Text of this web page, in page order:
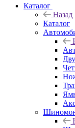
Каталог
Назад
Каталог